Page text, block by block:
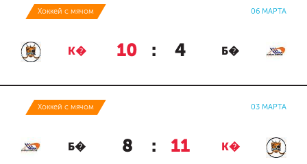
Хоккей с мячом 06 МАРТА
К� 10 : 4 Б�
Хоккей с мячом 03 МАРТА
Б� 8 : 11 К�